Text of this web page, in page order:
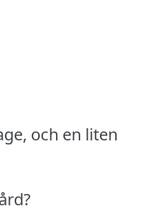
och en liten